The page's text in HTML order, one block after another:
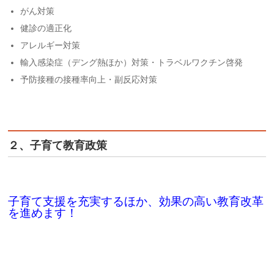
がん対策
健診の適正化
アレルギー対策
輸入感染症（デング熱ほか）対策・トラベルワクチン啓発
予防接種の接種率向上・副反応対策
２、子育て教育政策
子育て支援を充実するほか、効果の高い教育改革
を進めます！